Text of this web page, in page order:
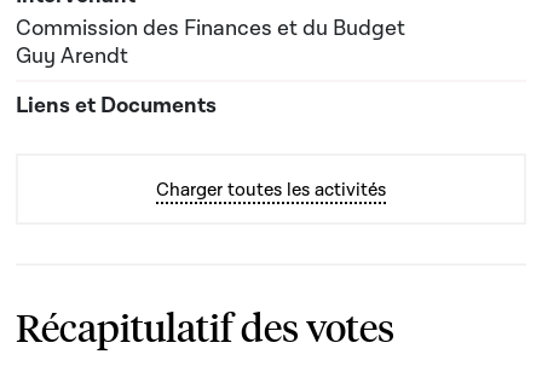
Commission des Finances et du Budget
Guy Arendt
Charger toutes les activités
Récapitulatif des votes